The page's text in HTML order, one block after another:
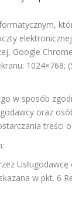
Google
w sposób
oraz
treści
w pkt. 6